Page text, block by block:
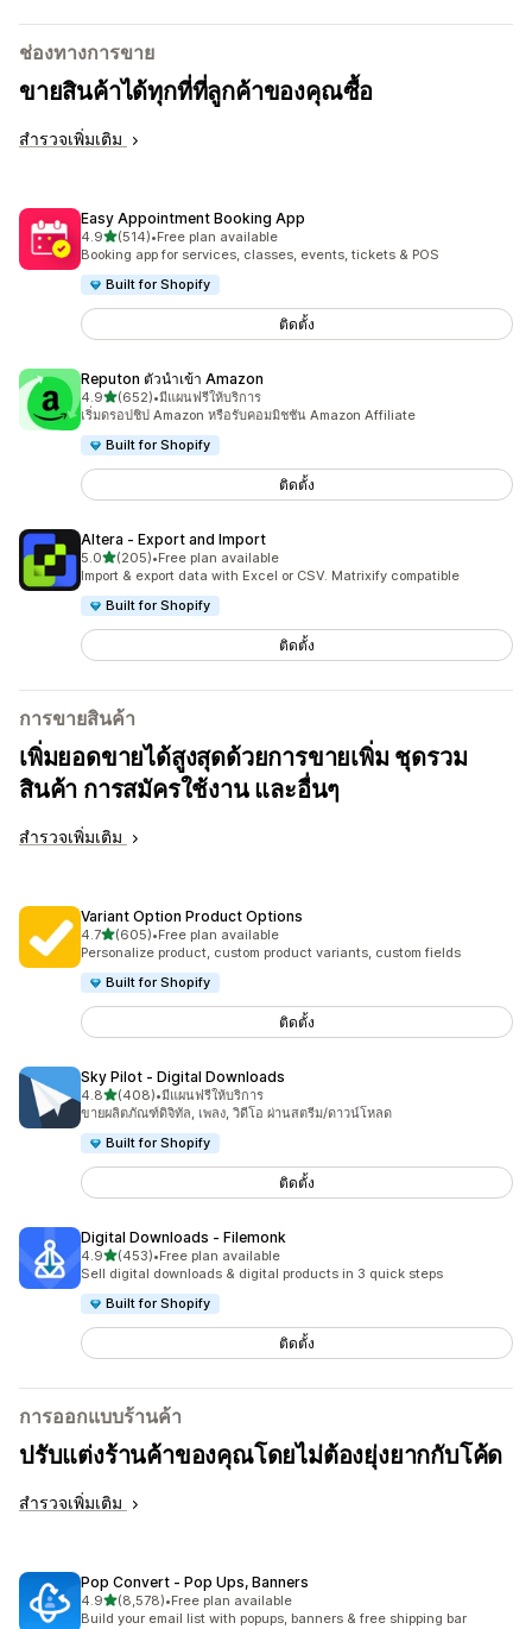
ช่องทางการขาย
ขายสินค้าได้ทุกที่ที่ลูกค้าของคุณซื้อ
สำรวจเพิ่มเติม
Easy Appointment Booking App
4.9เต็ม 5 ดาว
(514)
ทั้งหมด 514 รีวิว
•Free plan available
Booking app for services, classes, events, tickets & POS
Built for Shopify
ติดตั้ง
Reputon ตัวนำเข้า Amazon
4.9เต็ม 5 ดาว
(652)
ทั้งหมด 652 รีวิว
•มีแผนฟรีให้บริการ
เริ่มดรอปชิป Amazon หรือรับคอมมิชชัน Amazon Affiliate
Built for Shopify
ติดตั้ง
Altera ‑ Export and Import
5.0เต็ม 5 ดาว
(205)
ทั้งหมด 205 รีวิว
•Free plan available
Import & export data with Excel or CSV. Matrixify compatible
Built for Shopify
ติดตั้ง
การขายสินค้า
เพิ่มยอดขายได้สูงสุดด้วยการขายเพิ่ม ชุดรวม
สินค้า การสมัครใช้งาน และอื่นๆ
สำรวจเพิ่มเติม
Variant Option Product Options
4.7เต็ม 5 ดาว
(605)
ทั้งหมด 605 รีวิว
•Free plan available
Personalize product, custom product variants, custom fields
Built for Shopify
ติดตั้ง
Sky Pilot ‑ Digital Downloads
4.8เต็ม 5 ดาว
(408)
ทั้งหมด 408 รีวิว
•มีแผนฟรีให้บริการ
ขายผลิตภัณฑ์ดิจิทัล, เพลง, วิดีโอ ผ่านสตรีม/ดาวน์โหลด
Built for Shopify
ติดตั้ง
Digital Downloads ‑ Filemonk
4.9เต็ม 5 ดาว
(453)
ทั้งหมด 453 รีวิว
•Free plan available
Sell digital downloads & digital products in 3 quick steps
Built for Shopify
ติดตั้ง
การออกแบบร้านค้า
ปรับแต่งร้านค้าของคุณโดยไม่ต้องยุ่งยากกับโค้ด
สำรวจเพิ่มเติม
Pop Convert ‑ Pop Ups, Banners
4.9เต็ม 5 ดาว
(8,578)
ทั้งหมด 8578 รีวิว
•Free plan available
Build your email list with popups, banners & free shipping bar